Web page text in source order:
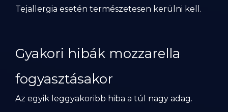
Tejallergia esetén természetesen kerülni kell.
Gyakori hibák mozzarella
fogyasztásakor
Az egyik leggyakoribb hiba a túl nagy adag.